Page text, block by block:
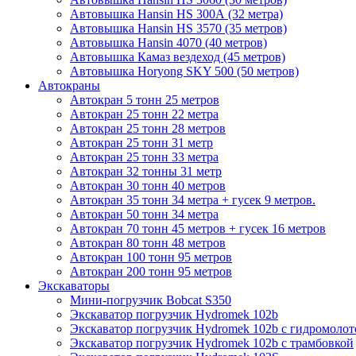
Автовышка Hansin HS 300А (32 метра)
Автовышка Hansin HS 3570 (35 метров)
Автовышка Hansin 4070 (40 метров)
Автовышка Камаз вездеход (45 метров)
Автовышка Horyong SKY 500 (50 метров)
Автокраны
Автокран 5 тонн 25 метров
Автокран 25 тонн 22 метра
Автокран 25 тонн 28 метров
Автокран 25 тонн 31 метр
Автокран 25 тонн 33 метра
Автокран 32 тонны 31 метр
Автокран 30 тонн 40 метров
Автокран 35 тонн 34 метра + гусек 9 метров.
Автокран 50 тонн 34 метра
Автокран 70 тонн 45 метров + гусек 16 метров
Автокран 80 тонн 48 метров
Автокран 100 тонн 95 метров
Автокран 200 тонн 95 метров
Экскаваторы
Мини-погрузчик Bobcat S350
Экскаватор погрузчик Hydromek 102b
Экскаватор погрузчик Hydromek 102b с
Экскаватор погрузчик Hydromek 102b с трамбовкой